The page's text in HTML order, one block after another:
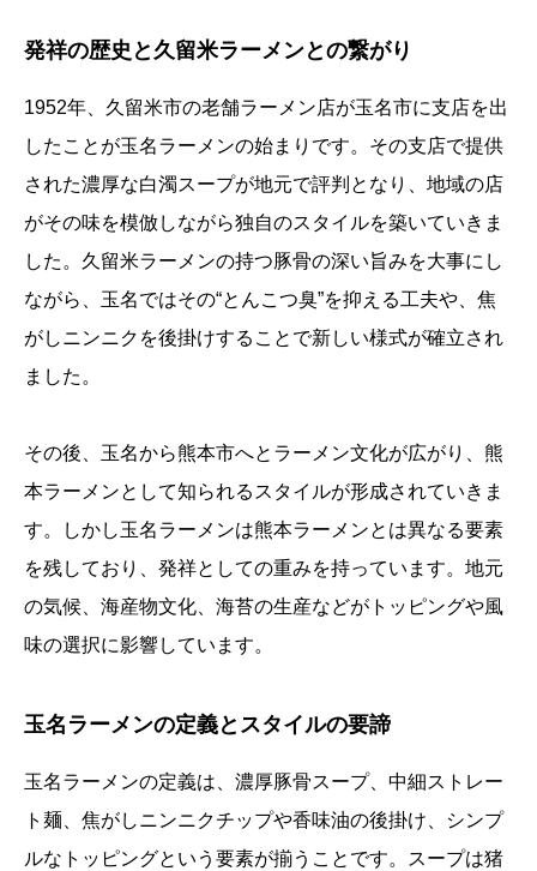
発祥の歴史と久留米ラーメンとの繋がり
1952年、久留米市の老舗ラーメン店が玉名市に支店を出
したことが玉名ラーメンの始まりです。その支店で提供
された濃厚な白濁スープが地元で評判となり、地域の店
がその味を模倣しながら独自のスタイルを築いていきま
した。久留米ラーメンの持つ豚骨の深い旨みを大事にし
ながら、玉名ではその“とんこつ臭”を抑える工夫や、焦
がしニンニクを後掛けすることで新しい様式が確立され
ました。
その後、玉名から熊本市へとラーメン文化が広がり、熊
本ラーメンとして知られるスタイルが形成されていきま
す。しかし玉名ラーメンは熊本ラーメンとは異なる要素
を残しており、発祥としての重みを持っています。地元
の気候、海産物文化、海苔の生産などがトッピングや風
味の選択に影響しています。
玉名ラーメンの定義とスタイルの要諦
玉名ラーメンの定義は、濃厚豚骨スープ、中細ストレー
ト麺、焦がしニンニクチップや香味油の後掛け、シンプ
ルなトッピングという要素が揃うことです。スープは猪